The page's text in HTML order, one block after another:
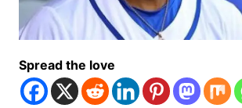
Spread the love